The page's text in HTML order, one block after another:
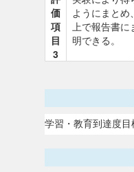
価
項
目
3
ようにまとめ
上で報告書に
明できる。
学習・教育到達度目